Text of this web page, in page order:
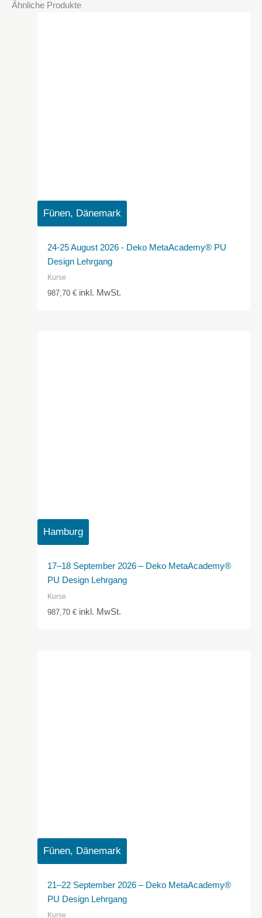
Ähnliche Produkte
Fünen, Dänemark
24-25 August 2026 - Deko MetaAcademy® PU
Design Lehrgang
Kurse
987,70€ inkl. MwSt.
Hamburg
17–18 September 2026 – Deko MetaAcademy®
PU Design Lehrgang
Kurse
987,70€ inkl. MwSt.
Fünen, Dänemark
21–22 September 2026 – Deko MetaAcademy®
PU Design Lehrgang
Kurse